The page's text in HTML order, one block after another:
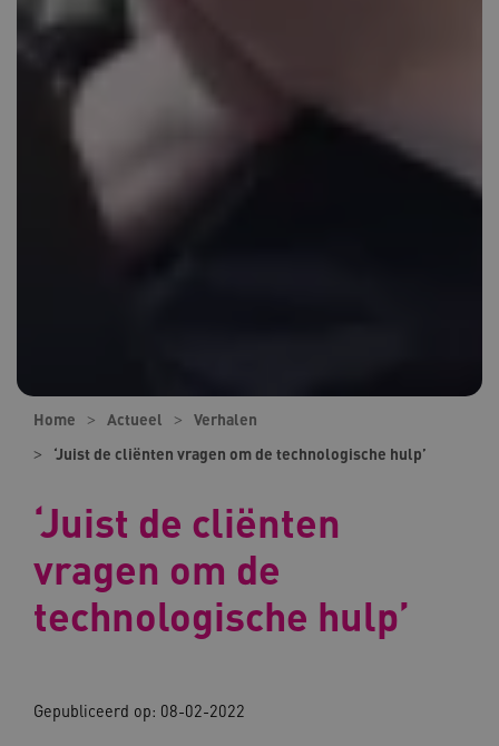
Home Actueel
Verhalen
‘Juist de cliënten vragen om de technologische hulp’
‘Juist de cliënten
vragen om de
technologische hulp’
Gepubliceerd op: 08-02-2022